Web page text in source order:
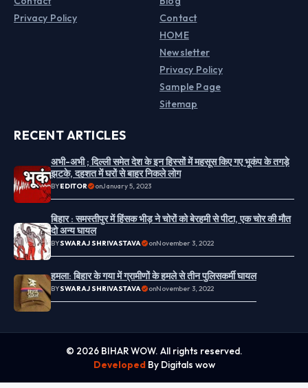
Privacy Policy
Contact
HOME
Newsletter
Privacy Policy
Sample Page
Sitemap
RECENT ARTICLES
अभी-अभी ; दिल्ली समेत देश के इन हिस्सों में महसूस किए गए भूकंप के तगड़े
झटके, दहशत में घरों से बाहर निकले लोग
BYEDITOR onJanuary 5, 2023
बिहार : समस्तीपुर में हिंसक भीड़ ने चोरों को बेरहमी से पीटा, एक चोर की मौत
दो अन्य घायल
BYSWARAJ SHRIVASTAVA onNovember 3, 2022
हमला: बिहार के गया में ग्रामीणों के हमले से तीन पुलिसकर्मी घायल
BYSWARAJ SHRIVASTAVA onNovember 3, 2022
© 2026 BIHAR WOW. All rights reserved.
Developed By Digitals wow